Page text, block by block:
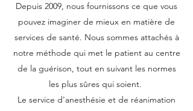
Depuis 2009, nous fournissons ce que vous
pouvez imaginer de mieux en matière de
services de santé. Nous sommes attachés à
notre méthode qui met le patient au centre
de la guérison, tout en suivant les normes
les plus sûres qui soient.
Le service d'anesthésie et de réanimation